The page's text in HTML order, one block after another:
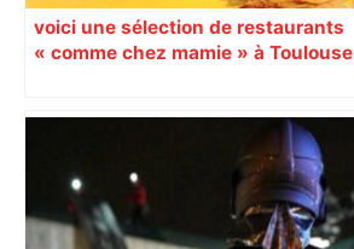
voici une sélection de restaurants
« comme chez mamie » à Toulouse